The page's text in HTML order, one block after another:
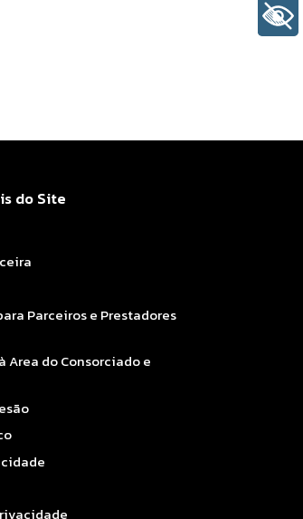
do Site
Parceiros e Prestadores
Area do Consorciado e